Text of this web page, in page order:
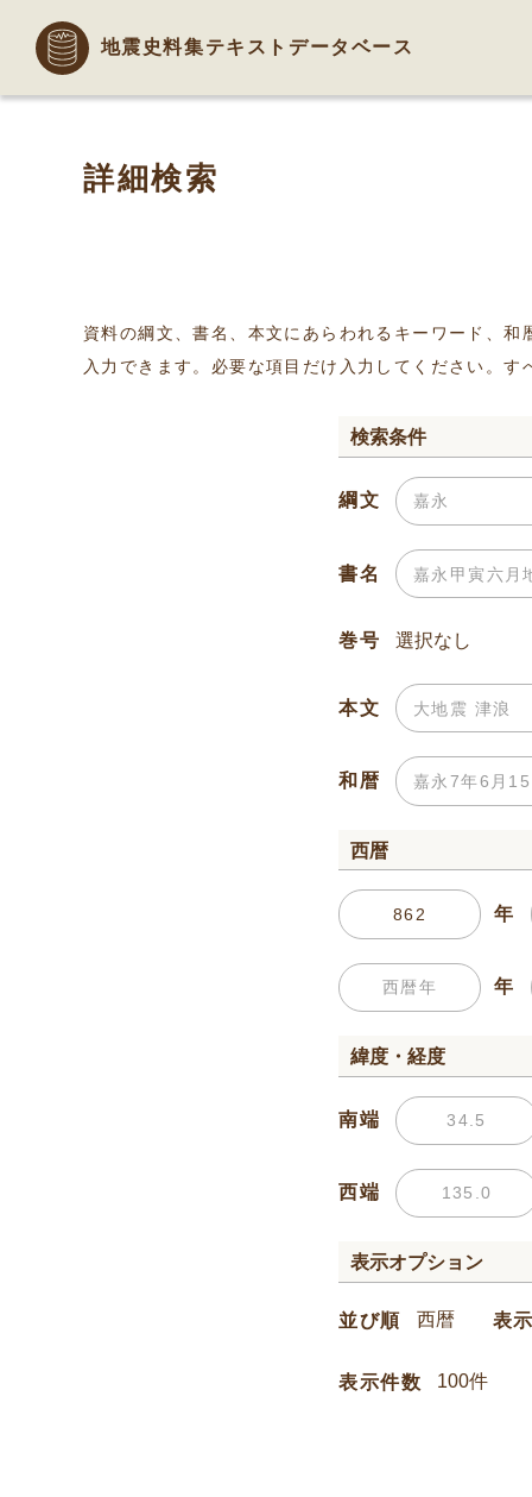
地震史料集テキストデータベース
詳細検索
資料の綱文、書名、本文にあらわれるキーワード、
入力できます。必要な項目だけ入力してください。
検索条件
綱文
書名
巻号
本文
和暦
西暦
年
年
緯度・経度
南端
西端
表示オプション
並び順 表
表示件数